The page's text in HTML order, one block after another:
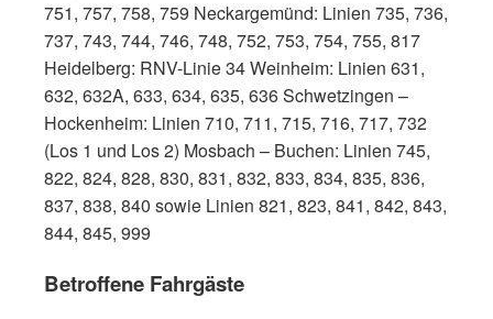
751, 757, 758, 759 Neckargemünd: Linien 735, 736,
737, 743, 744, 746, 748, 752, 753, 754, 755, 817
Heidelberg: RNV-Linie 34 Weinheim: Linien 631,
632, 632A, 633, 634, 635, 636 Schwetzingen –
Hockenheim: Linien 710, 711, 715, 716, 717, 732
(Los 1 und Los 2) Mosbach – Buchen: Linien 745,
822, 824, 828, 830, 831, 832, 833, 834, 835, 836,
837, 838, 840 sowie Linien 821, 823, 841, 842, 843,
844, 845, 999
Betroffene Fahrgäste